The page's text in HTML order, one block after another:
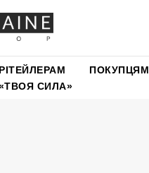
РІТЕЙЛЕРАМ ПОКУПЦЯМ
СИЛА»